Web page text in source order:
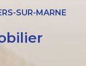
SUR-MARNE